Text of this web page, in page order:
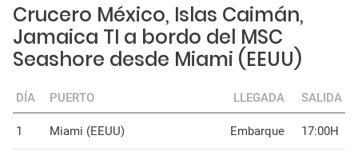
Crucero México, Islas Caimán,
Jamaica TI a bordo del MSC
Seashore desde Miami (EEUU)
DÍA PUERTO LLEGADA SALIDA
1 Miami (EEUU) Embarque 17:00H